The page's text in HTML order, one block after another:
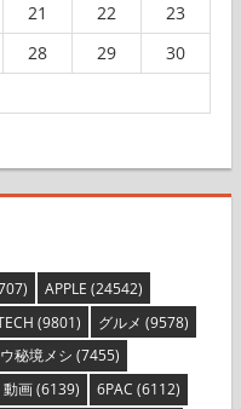
21 22
23
28 29
30
APPLE (24542)
(9801) グルメ (9578)
秘境メシ (7455)
動画(6139) 6PAC (6112)